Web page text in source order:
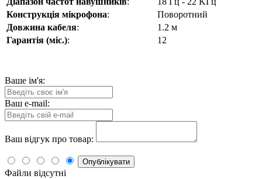
Конструкція мікрофона:
Поворотний
Довжина кабеля:
1.2 м
Гарантія (міс.): 12
Ваше ім'я:
Ваш e-mail:
Ваш відгук про товар:
Опублікувати
Файли відсутні